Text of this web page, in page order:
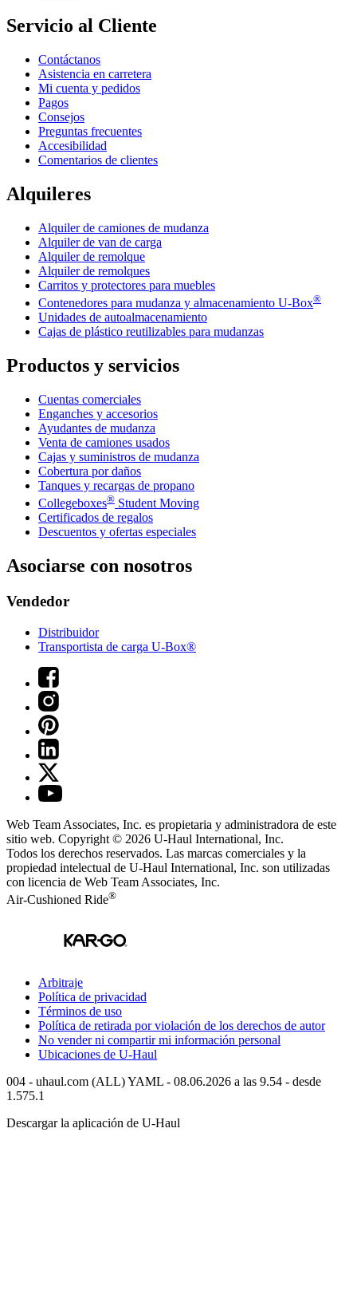
Servicio al Cliente
Contáctanos
Asistencia en carretera
Mi cuenta y pedidos
Pagos
Consejos
Preguntas frecuentes
Accesibilidad
Comentarios de clientes
Alquileres
Alquiler de camiones de mudanza
Alquiler de van de carga
Alquiler de remolque
Alquiler de remolques
Carritos y protectores para muebles
Contenedores para mudanza y almacenamiento U-Box®
Unidades de autoalmacenamiento
Cajas de plástico reutilizables para mudanzas
Productos y servicios
Cuentas comerciales
Enganches y accesorios
Ayudantes de mudanza
Venta de camiones usados
Cajas y suministros de mudanza
Cobertura por daños
Tanques y recargas de propano
Collegeboxes® Student Moving
Certificados de regalos
Descuentos y ofertas especiales
Asociarse con nosotros
Vendedor
Distribuidor
Transportista de carga U-Box®
Web Team Associates, Inc. es propietaria y administradora de este
sitio web. Copyright © 2026 U-Haul International, Inc.
Todos los derechos reservados. Las marcas comerciales y la
propiedad intelectual de U-Haul International, Inc. son utilizadas
con licencia de Web Team Associates, Inc.
Air-Cushioned Ride®
Arbitraje
Política de privacidad
Términos de uso
Política de retirada por violación de los derechos de autor
No vender ni compartir mi información personal
Ubicaciones de U-Haul
004 - uhaul.com (ALL) YAML - 08.06.2026 a las 9.54 - desde
1.575.1
Descargar la aplicación de U-Haul